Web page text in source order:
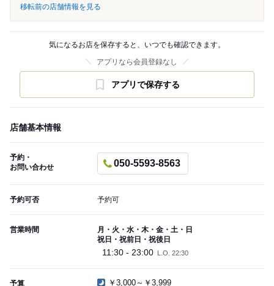
移転前の店舗情報を見る
気になるお店を保存すると、いつでも確認できます。
アプリなら会員登録なし
アプリで保存する
店舗基本情報
予約・
お問い合わせ
050-5593-8563
予約可否 予約可
営業時間
月・火・水・木・金・土・日
祝日・祝前日・祝後日
11:30 - 23:00 L.O. 22:30
予算
￥3,000～￥3,999